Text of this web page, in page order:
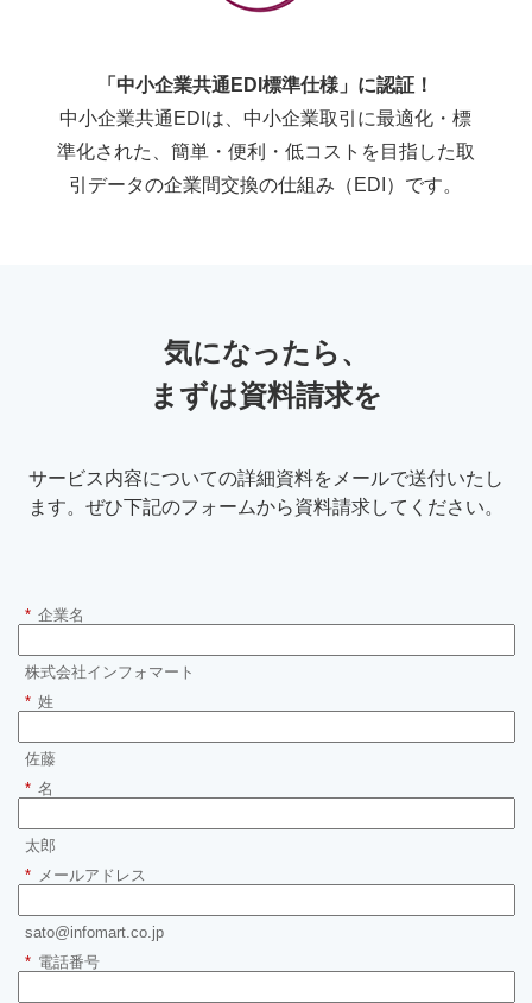
「中小企業共通EDI標準仕様」に認証！
中小企業共通EDIは、中小企業取引に最適化・標
準化された、簡単・便利・低コストを目指した取
引データの企業間交換の仕組み（EDI）です。
気になったら、
まずは資料請求を
サービス内容についての詳細資料をメールで送付いたし
ます。 ぜひ下記のフォームから資料請求してください。